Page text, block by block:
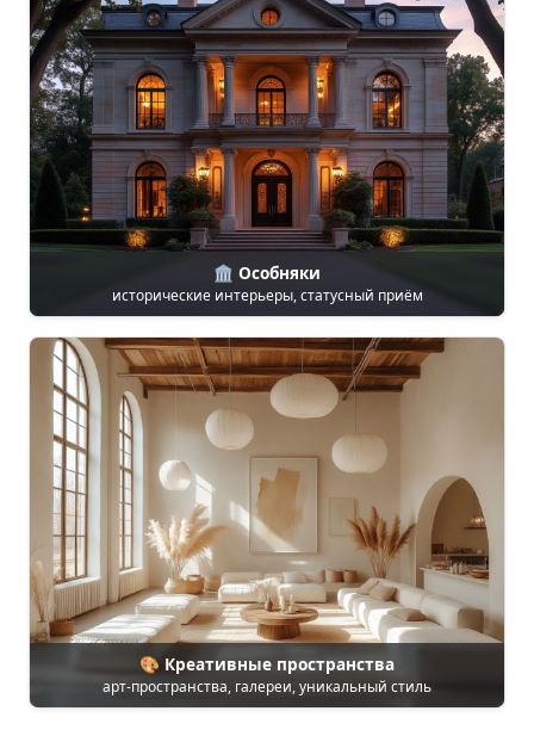
🏛️ Особняки
исторические интерьеры, статусный приём
🎨 Креативные пространства
арт-пространства, галереи, уникальный стиль